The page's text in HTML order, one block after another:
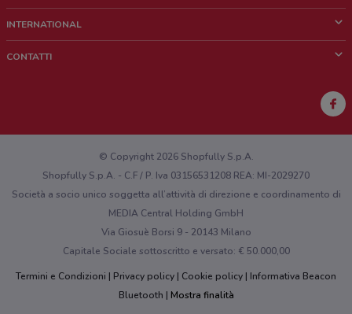
Chi siamo
Lavora con noi
Richieste commerciali e marketing
INTERNATIONAL
CONTATTI
Hai un malfunzionamento sul web o sull'app?
© Copyright 2026 Shopfully S.p.A.
Shopfully S.p.A. - C.F / P. Iva 03156531208 REA: MI-2029270
Società a socio unico soggetta all’attività di direzione e coordinamento di
MEDIA Central Holding GmbH
Via Giosuè Borsi 9 - 20143 Milano
Capitale Sociale sottoscritto e versato: € 50.000,00
Termini e Condizioni
Privacy policy Cookie policy
Informativa Beacon
Bluetooth
Mostra finalità